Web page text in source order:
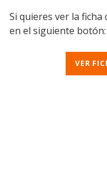
Si quieres ver la ficha
en el siguiente botón:
VER